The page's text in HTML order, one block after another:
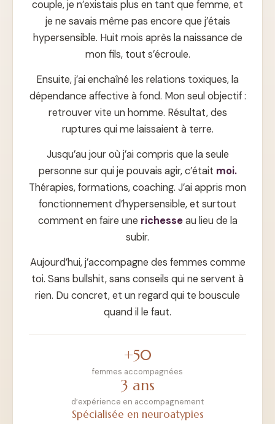
couple, je n’existais plus en tant que femme, et
je ne savais même pas encore que j’étais
hypersensible. Huit mois après la naissance de
mon fils, tout s’écroule.
Ensuite, j’ai enchaîné les relations toxiques, la
dépendance affective à fond. Mon seul objectif :
retrouver vite un homme. Résultat, des
ruptures qui me laissaient à terre.
Jusqu’au jour où j’ai compris que la seule
personne sur qui je pouvais agir, c’était moi.
Thérapies, formations, coaching. J’ai appris mon
fonctionnement d’hypersensible, et surtout
comment en faire une richesseau lieu de la
subir.
Aujourd’hui, j’accompagne des femmes comme
toi. Sans bullshit, sans conseils qui ne servent à
rien. Du concret, et un regard qui te bouscule
quand il le faut.
+50
femmes accompagnées
3 ans
d’expérience en accompagnement
Spécialisée en neuroatypies